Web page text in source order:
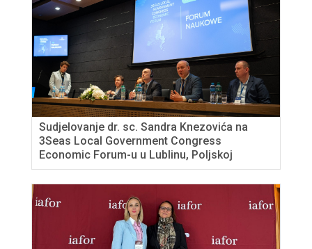
Sudjelovanje dr. sc. Sandra Knezovića na
3Seas Local Government Congress
Economic Forum-u u Lublinu, Poljskoj